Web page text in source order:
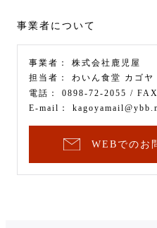
事業者について
事業者： 株式会社鹿児屋
担当者： わいん食堂 カゴヤ
電話： 0898-72-2055 /
E-mail：
WEBでのお